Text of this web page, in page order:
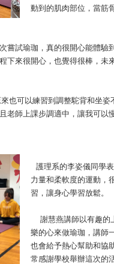
動到的肌肉部位，當筋
嘗試瑜珈，真的很開心能體驗
下來很開心，也覺得很棒，未
也可以練習到調整駝背和坐姿
老師上課步調適中，讓我可以
護理系的李姿儀同學
力量和柔軟度的運動，
習，讓身心學習放鬆。
謝慧燕講師以有趣的
樂的心來做瑜珈，講師
也會給予熱心幫助和協
常感謝學校舉辦這次的